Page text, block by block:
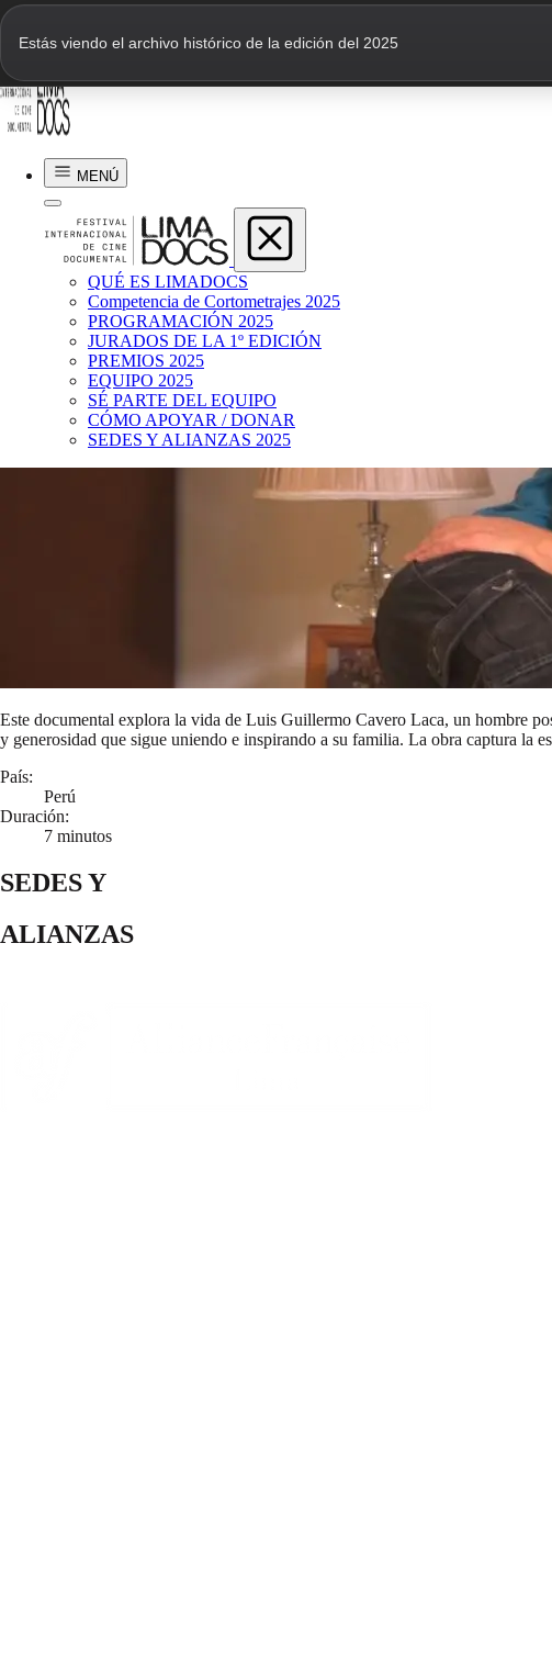
Estás viendo el archivo histórico de la edición del 2025
MENÚ
QUÉ ES LIMADOCS
Competencia de Cortometrajes 2025
PROGRAMACIÓN 2025
JURADOS DE LA 1º EDICIÓN
PREMIOS 2025
EQUIPO 2025
SÉ PARTE DEL EQUIPO
CÓMO APOYAR / DONAR
SEDES Y ALIANZAS 2025
YajairaYamilé Cavero González
SEGUIMOS CONECTADOS
2024 | 7 min | Perú
Este documental explora la vida de Luis Guillermo Cavero Laca, un hombre
y generosidad que sigue uniendo e inspirando a su familia. La obra captura la
País:
Perú
Duración:
7 minutos
SEDES Y
ALIANZAS